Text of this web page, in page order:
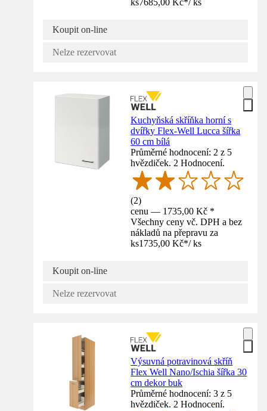
ks7685,00 Kč*/ ks
Koupit on-line
Nelze rezervovat
Kuchyňská skříňka horní s
dvířky Flex-Well Lucca šířka
60 cm bílá
Průměrné hodnocení: 2 z 5
hvězdiček. 2 Hodnocení.
(2)
cenu — 1735,00 Kč *
Všechny ceny vč. DPH a bez
nákladů na přepravu za
ks1735,00 Kč*/ ks
Koupit on-line
Nelze rezervovat
Výsuvná potravinová skříň
Flex Well Nano/Ischia šířka 30
cm dekor buk
Průměrné hodnocení: 3 z 5
hvězdiček. 2 Hodnocení.